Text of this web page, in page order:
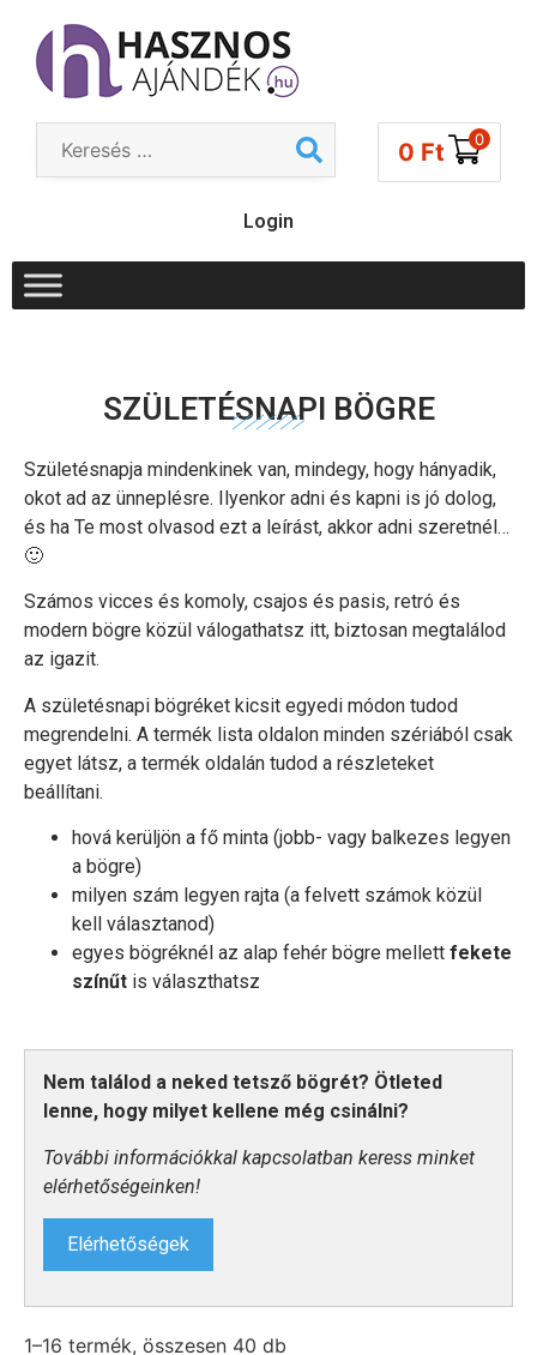
0 Ft 0
Login
SZÜLETÉSNAPI BÖGRE
Születésnapja mindenkinek van, mindegy, hogy hányadik,
okot ad az ünneplésre. Ilyenkor adni és kapni is jó dolog,
és ha Te most olvasod ezt a leírást, akkor adni szeretnél…
🙂
Számos vicces és komoly, csajos és pasis, retró és
modern bögre közül válogathatsz itt, biztosan megtalálod
az igazit.
A születésnapi bögréket kicsit egyedi módon tudod
megrendelni. A termék lista oldalon minden szériából csak
egyet látsz, a termék oldalán tudod a részleteket
beállítani.
hová kerüljön a fő minta (jobb- vagy balkezes legyen
a bögre)
milyen szám legyen rajta (a felvett számok közül
kell választanod)
egyes bögréknél az alap fehér bögre mellett fekete
színűt is választhatsz
Nem találod a neked tetsző bögrét? Ötleted
lenne, hogy milyet kellene még csinálni?
További információkkal kapcsolatban keress minket
elérhetőségeinken!
Elérhetőségek
1–16 termék, összesen 40 db